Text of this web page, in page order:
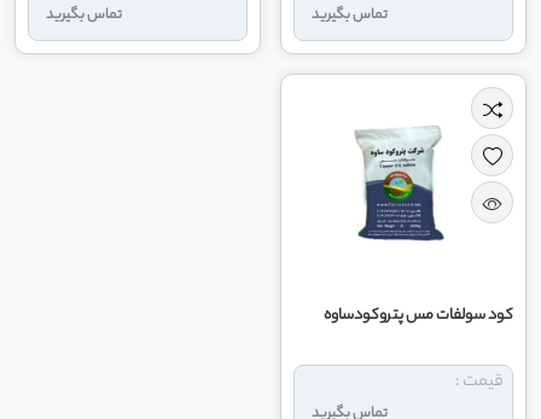
تماس بگیرید تماس بگیرید
کود سولفات مس پتروکودساوه
تماس بگیرید
قیمت :